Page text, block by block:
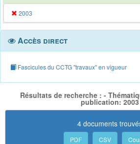
2003
Accès direct
Fascicules du CCTG "travaux" en vigueur
Résultats de recherche : -
publication: 2003
4 documents
PDF CSV